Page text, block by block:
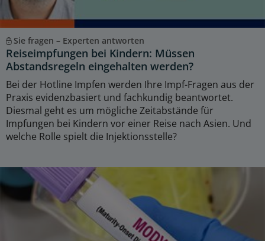
Sie fragen – Experten antworten
Reiseimpfungen bei Kindern: Müssen
Abstandsregeln eingehalten werden?
Bei der Hotline Impfen werden Ihre Impf-Fragen aus der
Praxis evidenzbasiert und fachkundig beantwortet.
Diesmal geht es um mögliche Zeitabstände für
Impfungen bei Kindern vor einer Reise nach Asien. Und
welche Rolle spielt die Injektionsstelle?